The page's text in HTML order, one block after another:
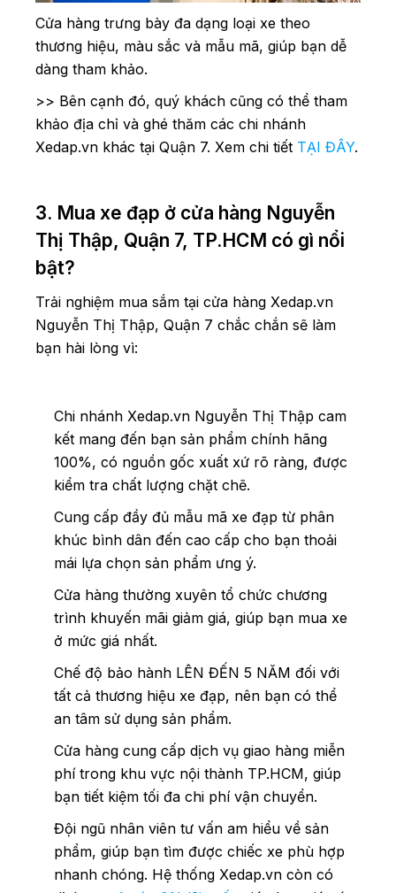
Cửa hàng trưng bày đa dạng loại xe theo
thương hiệu, màu sắc và mẫu mã, giúp bạn dễ
dàng tham khảo.
>> Bên cạnh đó, quý khách cũng có thể tham
khảo địa chỉ và ghé thăm các chi nhánh
Xedap.vn khác tại Quận 7. Xem chi tiết TẠI ĐÂY.
3. Mua xe đạp ở cửa hàng Nguyễn
Thị Thập, Quận 7, TP.HCM có gì nổi
bật?
Trải nghiệm mua sắm tại cửa hàng Xedap.vn
Nguyễn Thị Thập, Quận 7 chắc chắn sẽ làm
bạn hài lòng vì:
Chi nhánh Xedap.vn Nguyễn Thị Thập cam
kết mang đến bạn sản phẩm chính hãng
100%, có nguồn gốc xuất xứ rõ ràng, được
kiểm tra chất lượng chặt chẽ.
Cung cấp đầy đủ mẫu mã xe đạp từ phân
khúc bình dân đến cao cấp cho bạn thoải
mái lựa chọn sản phẩm ưng ý.
Cửa hàng thường xuyên tổ chức chương
trình khuyến mãi giảm giá, giúp bạn mua xe
ở mức giá nhất.
Chế độ bảo hành LÊN ĐẾN 5 NĂM đối với
tất cả thương hiệu xe đạp, nên bạn có thể
an tâm sử dụng sản phẩm.
Cửa hàng cung cấp dịch vụ giao hàng miễn
phí trong khu vực nội thành TP.HCM, giúp
bạn tiết kiệm tối đa chi phí vận chuyển.
Đội ngũ nhân viên tư vấn am hiểu về sản
phẩm, giúp bạn tìm được chiếc xe phù hợp
nhanh chóng. Hệ thống Xedap.vn còn có